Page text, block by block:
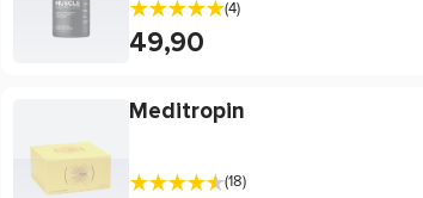
(4)
49,90
Meditropin
(18)